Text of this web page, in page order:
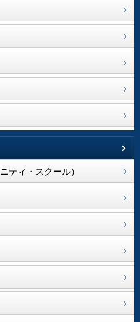
ティ・スクール）